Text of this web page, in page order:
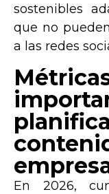
sostenibles
que no
a las redes
En 2026,